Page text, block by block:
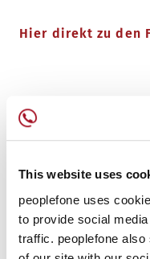
This website uses
peoplefone uses
to provide social
traffic. peoplefone
Hier direkt zu den
Das